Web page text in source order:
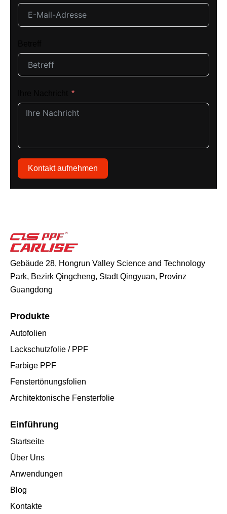
Kontakt aufnehmen
Gebäude 28, Hongrun Valley Science and Technology
Park, Bezirk Qingcheng, Stadt Qingyuan, Provinz
Guangdong
Produkte
Autofolien
Lackschutzfolie / PPF
Farbige PPF
Fenstertönungsfolien
Architektonische Fensterfolie
Einführung
Startseite
Über Uns
Anwendungen
Blog
Kontakte